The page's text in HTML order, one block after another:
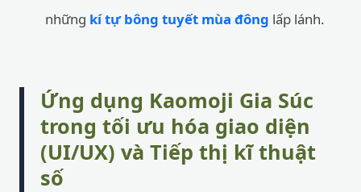
những kí tự bông tuyết mùa đông lấp lánh.
Ứng dụng Kaomoji Gia Súc
trong tối ưu hóa giao diện
(UI/UX) và Tiếp thị kĩ thuật
số